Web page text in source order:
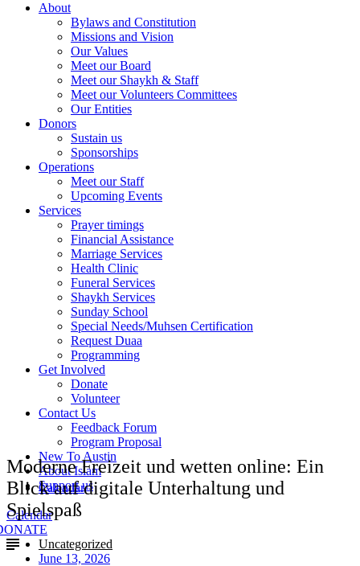
About
Bylaws and Constitution
Missions and Vision
Our Values
Meet our Board
Meet our Shaykh & Staff
Meet our Volunteers Committees
Our Entities
Donors
Sustain us
Sponsorships
Operations
Meet our Staff
Upcoming Events
Services
Prayer timings
Financial Assistance
Marriage Services
Health Clinic
Funeral Services
Shaykh Services
Sunday School
Special Needs/Muhsen Certification
Request Duaa
Programming
Get Involved
Donate
Volunteer
Contact Us
Feedback Forum
Program Proposal
New To Austin
About Islam
Support us
Calendar
Calendar
Moderne Freizeit und wetten online: Ein
Blick auf digitale Unterhaltung und
Spielspaß
Uncategorized
June 13, 2026